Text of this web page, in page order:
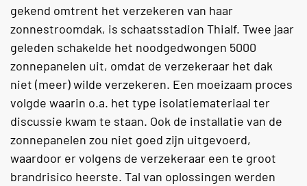
gekend omtrent het verzekeren van haar
zonnestroomdak, is schaatsstadion Thialf. Twee jaar
geleden schakelde het noodgedwongen 5000
zonnepanelen uit, omdat de verzekeraar het dak
niet (meer) wilde verzekeren. Een moeizaam proces
volgde waarin o.a. het type isolatiemateriaal ter
discussie kwam te staan. Ook de installatie van de
zonnepanelen zou niet goed zijn uitgevoerd,
waardoor er volgens de verzekeraar een te groot
brandrisico heerste. Tal van oplossingen werden